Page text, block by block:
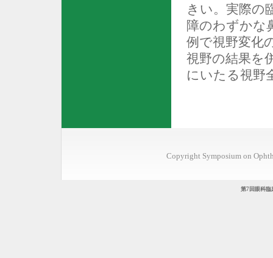
きい。実際の
障のわずかな
例で視野変化
視野の結果を
にいたる視野
Copyright Symposium on
第7回眼科臨